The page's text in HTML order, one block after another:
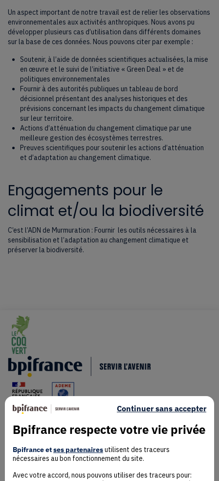
Un aspect important de notre travail est de relier les observations
environnementales aux activités anthropiques. Nous avons pu
développer plusieurs cas d’utilisation dans différents domaines
sur la base de ces données. Nous pouvons citer par exemple :
Soutenir, à l’aide de données scientifiques actualisées, la mise
en œuvre et le suivi de l’initiative « Green Deal » et de
politiques environnementales
Fournir à des autorités publiques un tableau de bord
décisionnel présentant des analyses historiques et des
prévisions concernant les impacts du changement climatique
sur leur territoire.
Actions d’atténuation du changement climatique par une
meilleure gestion des écosystèmes terrestres.
Preuves scientifiques pour soutenir les actions d’atténuation
et d’adaptation au changement climatique.
Engagements pour le
climat et/ou la biodiversité
C’est l’ADN de Murmuration : Fournir les outils nécessaires à la
sensibilisation et l’adaptation au changement climatique et
préserver la biodiversité.
Mentions Légales
Données personnelles
Contact
Bpifrance respecte votre vie privée
Bpifrance etses partenairesutilisent des traceurs
nécessaires au bon fonctionnement du site.
Avec votre accord, nous pouvons utiliser des traceurs pour:
Continuer sans accepter